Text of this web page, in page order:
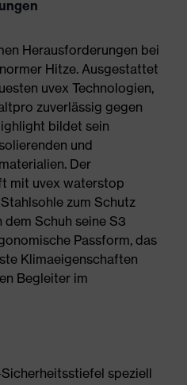
Herausforderungen bei
Hitze. Ausgestattet
uvex Technologien,
zuverlässig gegen
bildet sein
und
Der
mit uvex waterstop
zum Schutz
Schuh seine S3
Passform, das
Klimaeigenschaften
Begleiter im
speziell